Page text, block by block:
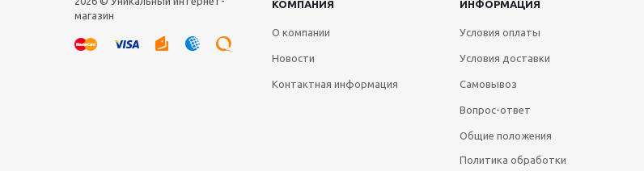
магазин
КОМПАНИЯ ИНФОРМАЦИЯ
О компании
Новости
Контактная информация
Условия оплаты
Условия доставки
Самовывоз
Вопрос-ответ
Общие положения
Политика обработки